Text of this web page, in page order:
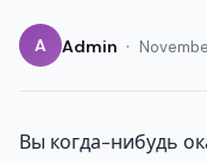
A Admin ·
Вы когда-нибудь